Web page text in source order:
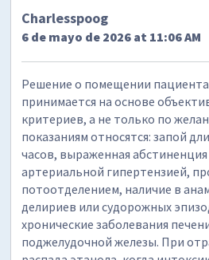
Charlesspoog
6 de mayo de 2026 at 11:06 AM
Решение о помещении
принимается на основе
критериев, а не только по
показаниям относятся: запой
часов, выраженная абстиненция
артериальной гипертензией,
потоотделением, наличие в
делириев или судорожных
хронические заболевания
поджелудочной железы. При